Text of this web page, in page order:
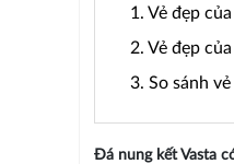
1. Vẻ đẹp
2. Vẻ đẹp
3. So sánh
Đá nung kết Vasta